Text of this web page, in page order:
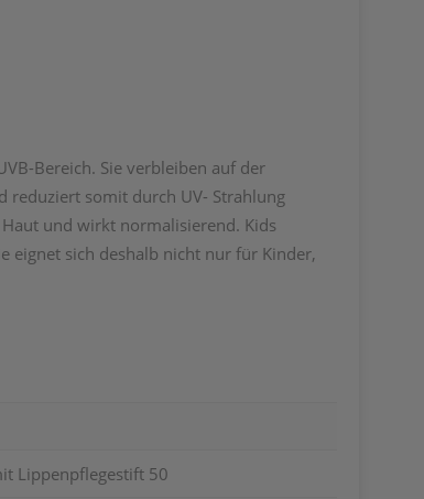
Bereich. Sie ver­bleiben auf der
reduziert somit durch ­UV- Strahlung
und wirkt norma­­li­sierend. Kids
eignet sich deshalb nicht nur für Kinder,
Lippenpflegestift 50